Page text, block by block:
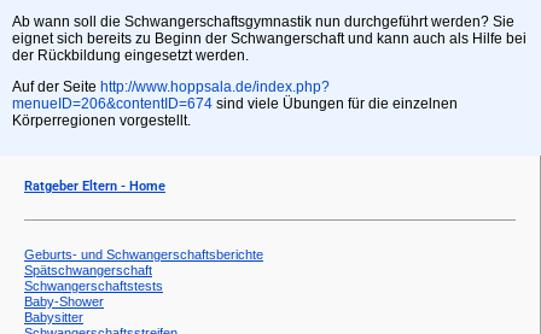
Ratgeber Eltern - Home
Geburts- und Schwangerschaftsberichte
Spätschwangerschaft
Schwangerschaftstests
Baby-Shower
Babysitter
Ab wann soll die Schwangerschaftsgymnastik nun durchgeführt werden? Sie
eignet sich bereits zu Beginn der Schwangerschaft und kann auch als Hilfe bei
der Rückbildung eingesetzt werden.
Auf der Seite http://www.hoppsala.de/index.php?
menueID=206&contentID=674 sind viele Übungen für die einzelnen
Körperregionen vorgestellt.